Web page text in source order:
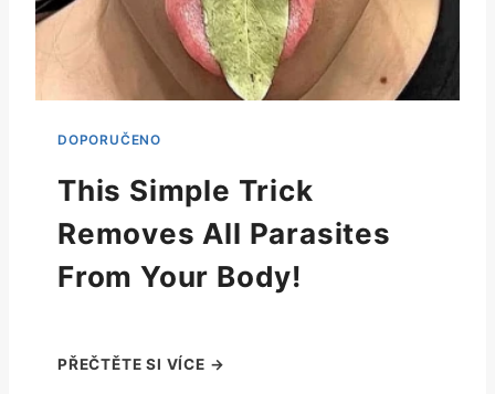
This Simple Trick
Removes All Parasites
From Your Body!